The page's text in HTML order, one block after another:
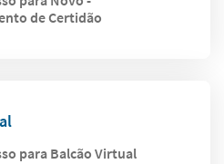
de Certidão
para Balcão Virtual